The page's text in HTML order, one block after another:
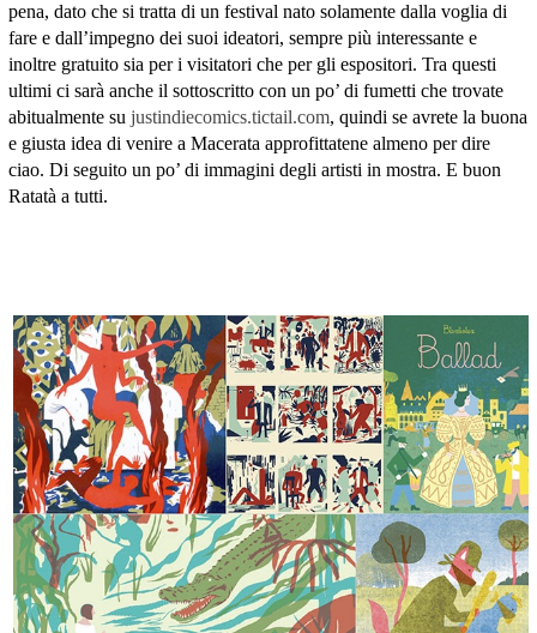
pena, dato che si tratta di un festival nato solamente dalla voglia di
fare e dall’impegno dei suoi ideatori, sempre più interessante e
inoltre gratuito sia per i visitatori che per gli espositori. Tra questi
ultimi ci sarà anche il sottoscritto con un po’ di fumetti che trovate
abitualmente su justindiecomics.tictail.com, quindi se avrete la buona
e giusta idea di venire a Macerata approfittatene almeno per dire
ciao. Di seguito un po’ di immagini degli artisti in mostra. E buon
Ratatà a tutti.